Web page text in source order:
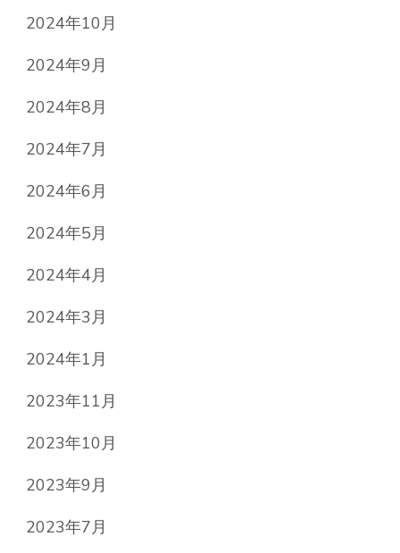
2024年10月
2024年9月
2024年8月
2024年7月
2024年6月
2024年5月
2024年4月
2024年3月
2024年1月
2023年11月
2023年10月
2023年9月
2023年7月